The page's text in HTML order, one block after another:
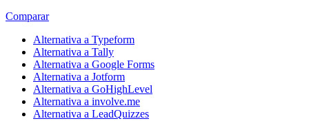
Comparar
Alternativa a Typeform
Alternativa a Tally
Alternativa a Google Forms
Alternativa a Jotform
Alternativa a GoHighLevel
Alternativa a involve.me
Alternativa a LeadQuizzes